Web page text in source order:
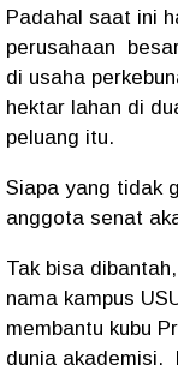
Padahal saat ini
perusahaan
di usaha
hektar lahan di
peluang itu.
Siapa yang tidak
anggota senat
Tak bisa
nama kampus
membantu kubu
dunia akademisi.